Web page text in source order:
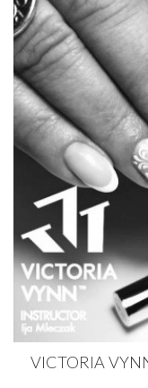
VICTORIA